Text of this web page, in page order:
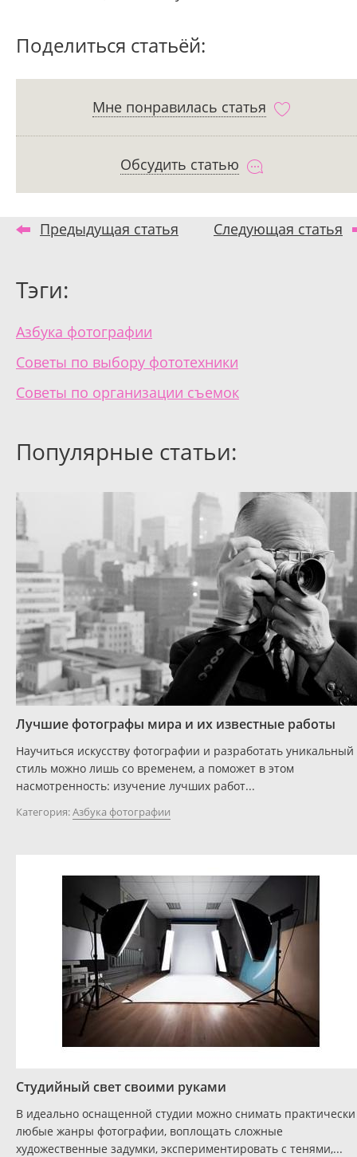
Поделиться статьёй:
Мне понравилась статья
Обсудить статью
Предыдущая статья Следующая статья
Тэги:
Азбука фотографии
Советы по выбору фототехники
Советы по организации съемок
Популярные статьи:
Лучшие фотографы мира и их известные работы
Научиться искусству фотографии и разработать уникальный
стиль можно лишь со временем, а поможет в этом
насмотренность: изучение лучших работ...
Категория:Азбука фотографии
Студийный свет своими руками
В идеально оснащенной студии можно снимать практически
любые жанры фотографии, воплощать сложные
художественные задумки, экспериментировать с тенями,...